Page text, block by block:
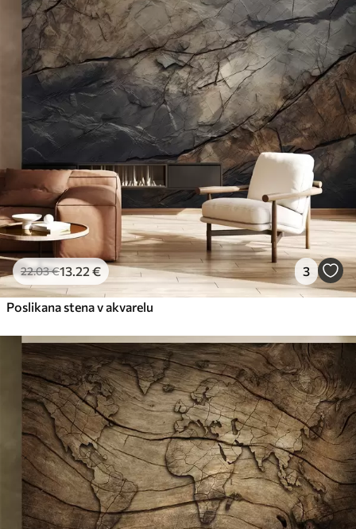
22.03€13 .22 € 3
Poslikana stena v akvarelu